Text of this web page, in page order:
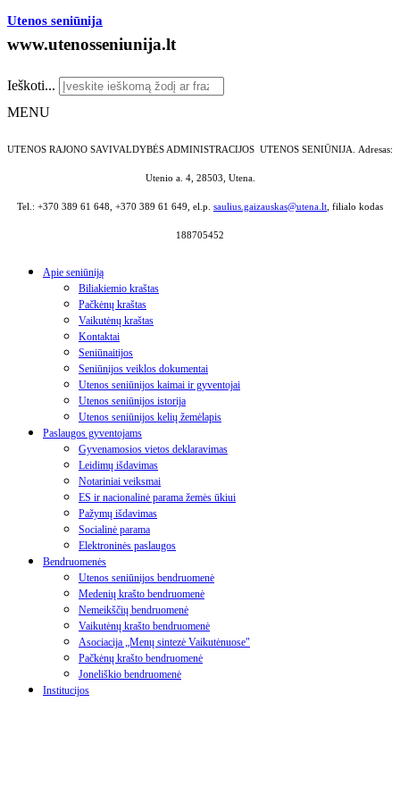
Utenos seniūnija
www.utenosseniunija.lt
Ieškoti...
MENU
UTENOS RAJONO SAVIVALDYBĖS ADMINISTRACIJOS UTENOS SENIŪNIJA. Adresas:
Utenio a. 4, 28503, Utena.
Tel.: +370 389 61 648, +370 389 61 649, el.p. saulius.gaizauskas@utena.lt, filialo kodas
188705452
Apie seniūniją
Biliakiemio kraštas
Pačkėnų kraštas
Vaikutėnų kraštas
Kontaktai
Seniūnaitijos
Seniūnijos veiklos dokumentai
Utenos seniūnijos kaimai ir gyventojai
Utenos seniūnijos istorija
Utenos seniūnijos kelių žemėlapis
Paslaugos gyventojams
Gyvenamosios vietos deklaravimas
Leidimų išdavimas
Notariniai veiksmai
ES ir nacionalinė parama žemės ūkiui
Pažymų išdavimas
Socialinė parama
Elektroninės paslaugos
Bendruomenės
Utenos seniūnijos bendruomenė
Medenių krašto bendruomenė
Nemeikščių bendruomenė
Vaikutėnų krašto bendruomenė
Asociacija „Menų sintezė Vaikutėnuose"
Pačkėnų krašto bendruomenė
Joneliškio bendruomenė
Institucijos